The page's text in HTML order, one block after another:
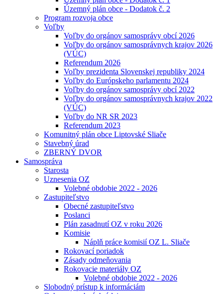
Územný plán obce - Dodatok č. 2
Program rozvoja obce
Voľby
Voľby do orgánov samosprávy obcí 2026
Voľby do orgánov samosprávnych krajov 2026
(VÚC)
Referendum 2026
Voľby prezidenta Slovenskej republiky 2024
Voľby do Európskeho parlamentu 2024
Voľby do orgánov samosprávy obcí 2022
Voľby do orgánov samosprávnych krajov 2022
(VÚC)
Voľby do NR SR 2023
Referendum 2023
Komunitný plán obce Liptovské Sliače
Stavebný úrad
ZBERNÝ DVOR
Samospráva
Starosta
Uznesenia OZ
Volebné obdobie 2022 - 2026
Zastupiteľstvo
Obecné zastupiteľstvo
Poslanci
Plán zasadnutí OZ v roku 2026
Komisie
Náplň práce komisií OZ L. Sliače
Rokovací poriadok
Zásady odmeňovania
Rokovacie materiály OZ
Volebné obdobie 2022 - 2026
Slobodný prístup k informáciám